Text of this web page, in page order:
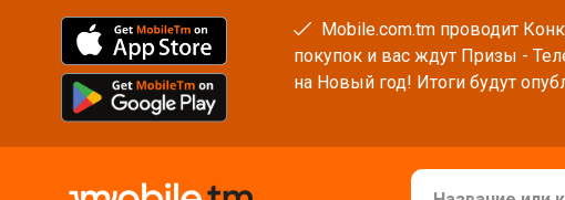
Mobile.com.tm проводит
покупок и вас ждут Призы -
на Новый год! Итоги будут